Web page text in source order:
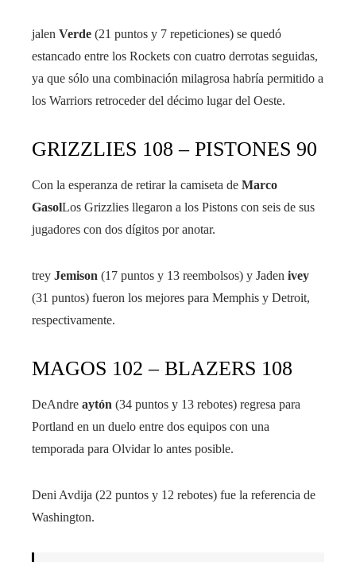
jalen Verde (21 puntos y 7 repeticiones) se quedó
estancado entre los Rockets con cuatro derrotas seguidas,
ya que sólo una combinación milagrosa habría permitido a
los Warriors retroceder del décimo lugar del Oeste.
GRIZZLIES 108 – PISTONES 90
Con la esperanza de retirar la camiseta de Marco
GasolLos Grizzlies llegaron a los Pistons con seis de sus
jugadores con dos dígitos por anotar.
trey Jemison (17 puntos y 13 reembolsos) y Jaden ivey
(31 puntos) fueron los mejores para Memphis y Detroit,
respectivamente.
MAGOS 102 – BLAZERS 108
DeAndre aytón (34 puntos y 13 rebotes) regresa para
Portland en un duelo entre dos equipos con una
temporada para Olvidar lo antes posible.
Deni Avdija (22 puntos y 12 rebotes) fue la referencia de
Washington.